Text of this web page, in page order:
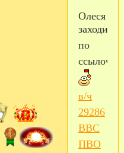
Олеся
заходите
по
ссылочке
в/ч
29286
ВВС
ПВО